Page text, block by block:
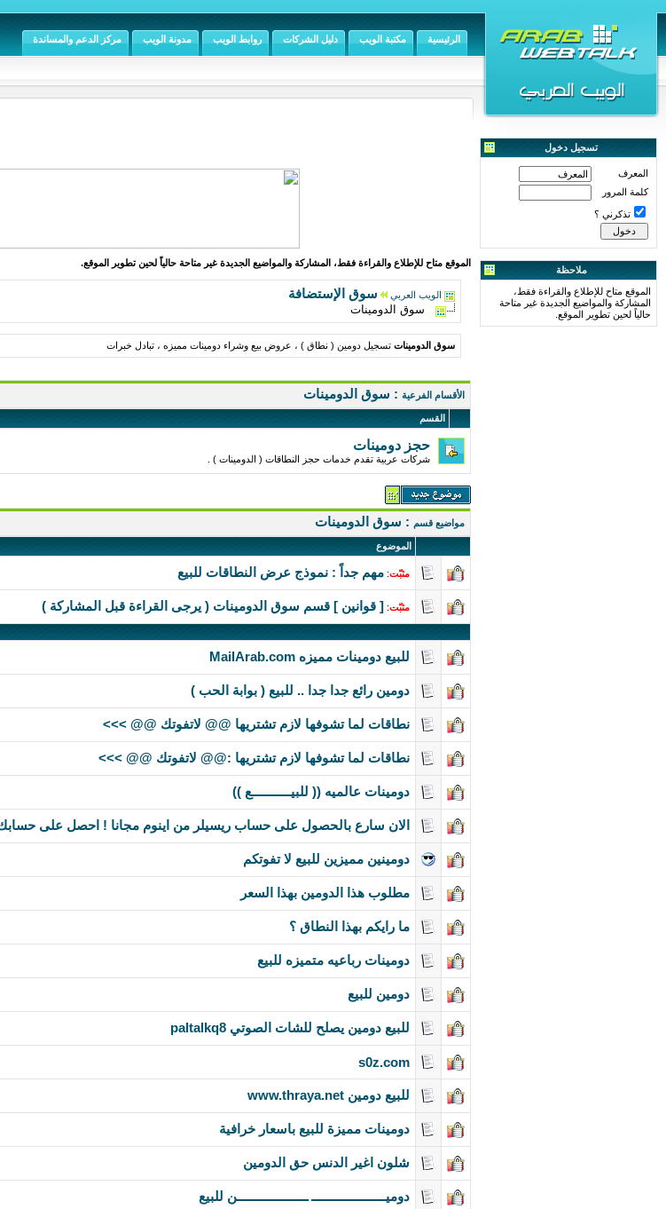
الرئيسية مكتبة الويب دليل الشركات روابط الويب مدونة الويب مركز الدعم والمساندة
تسجيل دخول
المعرف
كلمة المرور
تذكرني ؟
ملاحظة
الموقع متاح للإطلاع والقراءة فقط،
المشاركة والمواضيع الجديدة غير متاحة
حالياً لحين تطوير الموقع.
الموقع متاح للإطلاع والقراءة فقط، المشاركة والمواضيع الجديدة غير متاحة حالياً لحين تطوير الموقع.
الويب العربي سوق الإستضافة
سوق الدومينات
سوق الدومينات تسجيل دومين ( نطاق ) ، عروض بيع وشراء دومينات مميزه ، تبادل خبرات
الأقسام الفرعية : سوق الدومينات
القسم
حجز دومينات
شركات عربية تقدم خدمات حجز النطاقات ( الدومينات ) .
مواضيع قسم : سوق الدومينات
الموضوع
مثبّت: مهم جداً : نموذج عرض النطاقات للبيع
مثبّت: [ قوانين ] قسم سوق الدومينات ( يرجى القراءة قبل المشاركة )
للبيع دومينات مميزه MailArab.com
دومين رائع جدا جدا .. للبيع ( بوابة الحب )
نطاقات لما تشوفها لازم تشتريها @@ لاتفوتك @@ >>>
نطاقات لما تشوفها لازم تشتريها :@@ لاتفوتك @@ >>>
دومينات عالميه (( للبيـــــــــــع ))
الان سارع بالحصول على حساب ريسيلر من اينوم مجانا ! احصل على
دومينين مميزين للبيع لا تفوتكم
مطلوب هذا الدومين بهذا السعر
ما رايكم بهذا النطاق ؟
دومينات رباعيه متميزه للبيع
دومين للبيع
للبيع دومين يصلح للشات الصوتي paltalkq8
s0z.com
للبيع دومين www.thraya.net
دومينات مميزة للبيع باسعار خرافية
شلون اغير الدنس حق الدومين
دوميـــــــــــــــــــــ ــــــــــــــــــــن للبيع